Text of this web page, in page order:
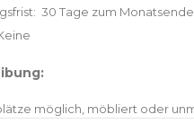
30 Tage zum Monatsende